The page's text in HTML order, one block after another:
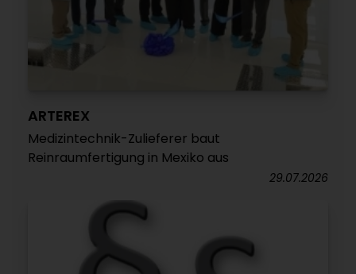
ARTEREX
Medizintechnik-Zulieferer baut
Reinraumfertigung in Mexiko aus
29.07.2026